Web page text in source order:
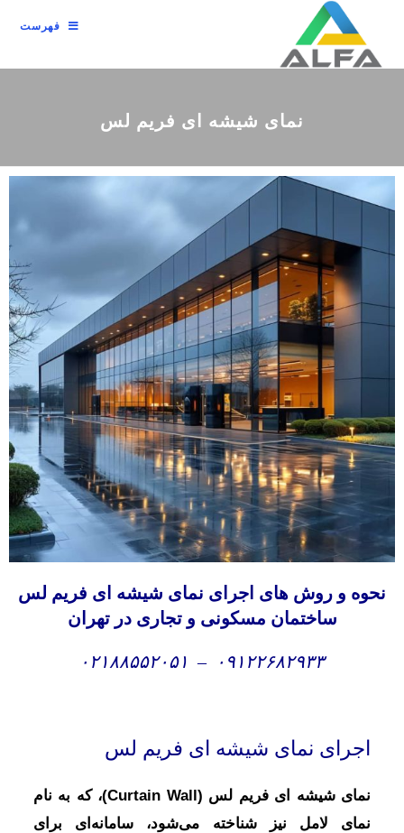
فهرست
نمای شیشه ای فریم لس
نحوه و روش های اجرای نمای شیشه ای فریم لس
ساختمان مسکونی و تجاری در تهران
۰۹۱۲۲۶۸۲۹۳۳ – ۰۲۱۸۸۵۵۲۰۵۱
اجرای نمای شیشه ای فریم لس
نمای شیشه ای فریم لس (Curtain Wall)، که به نام
نمای لامل نیز شناخته می‌شود، سامانه‌ای برای